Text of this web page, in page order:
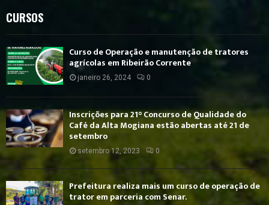
CURSOS
Curso de Operação e manutenção de tratores
agrícolas em Ribeirão Corrente
janeiro 26, 2024 0
Inscrições para 21° Concurso de Qualidade do
Café da Alta Mogiana estão abertas até 21 de
setembro
setembro 12, 2023 0
Prefeitura realiza mais um curso de operação de
trator em parceria com Senar.